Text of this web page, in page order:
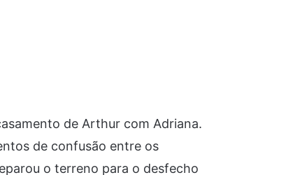
de Arthur com Adriana.
de confusão entre os
o terreno para o desfecho